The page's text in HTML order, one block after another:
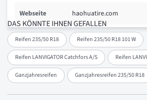
DAS KÖNNTE IHNEN GEFALLEN
Reifen 235/50 R18 Reifen 235/50 R18 101 W
Reifen LANVIGATOR Catchfors A/S Reifen
Ganzjahresreifen Ganzjahresreifen 235/50 R18
Webseite haohuatire.com